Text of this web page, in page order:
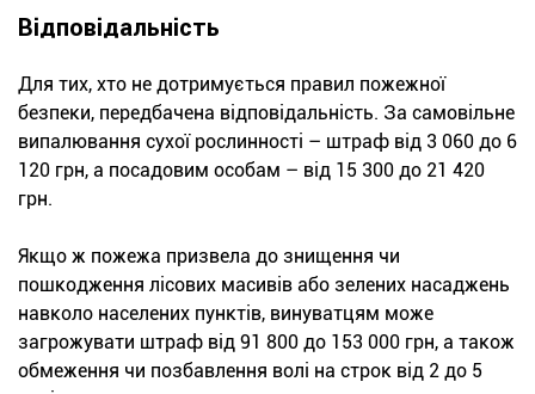
Відповідальність
Для тих, хто не дотримується правил пожежної
безпеки, передбачена відповідальність. За самовільне
випалювання сухої рослинності – штраф від 3 060 до 6
120 грн, а посадовим особам – від 15 300 до 21 420
грн.
Якщо ж пожежа призвела до знищення чи
пошкодження лісових масивів або зелених насаджень
навколо населених пунктів, винуватцям може
загрожувати штраф від 91 800 до 153 000 грн, а також
обмеження чи позбавлення волі на строк від 2 до 5